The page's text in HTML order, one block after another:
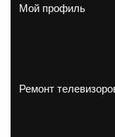
Мой профиль
Ремонт